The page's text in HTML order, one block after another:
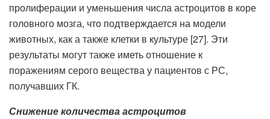
пролиферации и уменьшения числа астроцитов в коре
головного мозга, что подтверждается на модели
животных, как а также клетки в культуре [27]. Эти
результаты могут также иметь отношение к
поражениям серого вещества у пациентов с РС,
получавших ГК.
Снижение количества астроцитов